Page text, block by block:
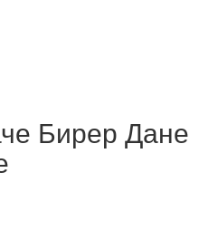
Бирер Дане